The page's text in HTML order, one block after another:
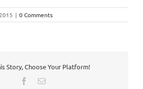
| 0 Comments
Story, Choose Your Platform!
Facebook
Email